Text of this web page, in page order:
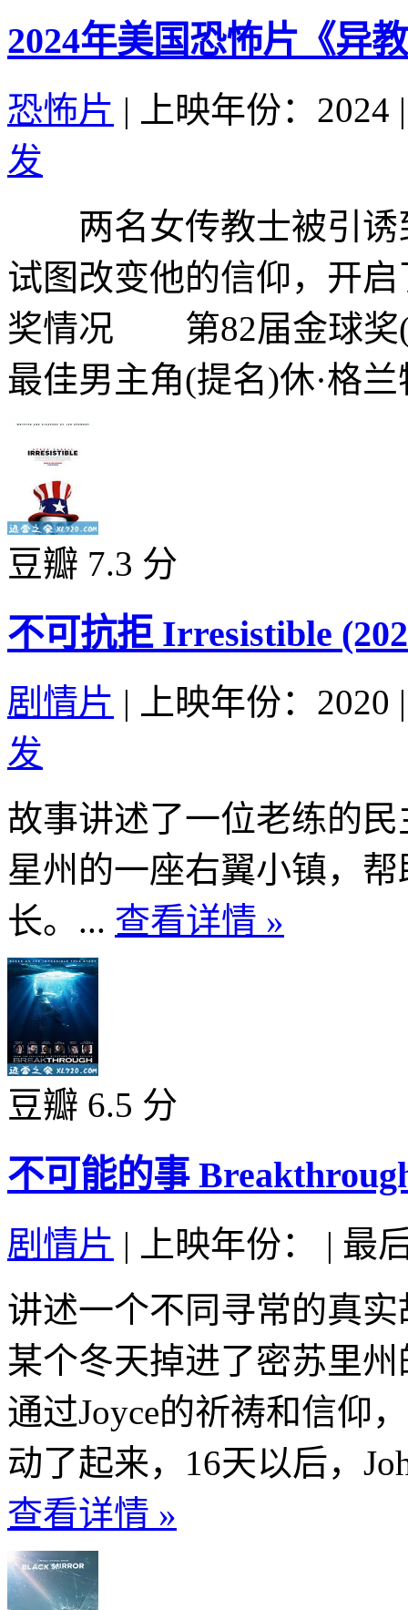
2024年美国恐怖片《异
恐怖片 | 上映年份：2024 |
发
两名女传教士被引诱
试图改变他的信仰，开
奖情况 第82届金球
最佳男主角(提名)休·格
豆瓣 7.3 分
不可抗拒 Irresistible
剧情片 | 上映年份：2020 |
发
故事讲述了一位老练的
星州的一座右翼小镇，
长。... 查看详情 »
豆瓣 6.5 分
不可能的事
剧情片 | 上映年份： | 最
讲述一个不同寻常的真实
某个冬天掉进了密苏里
通过Joyce的祈祷和信仰
动了起来，16天以后，
查看详情 »